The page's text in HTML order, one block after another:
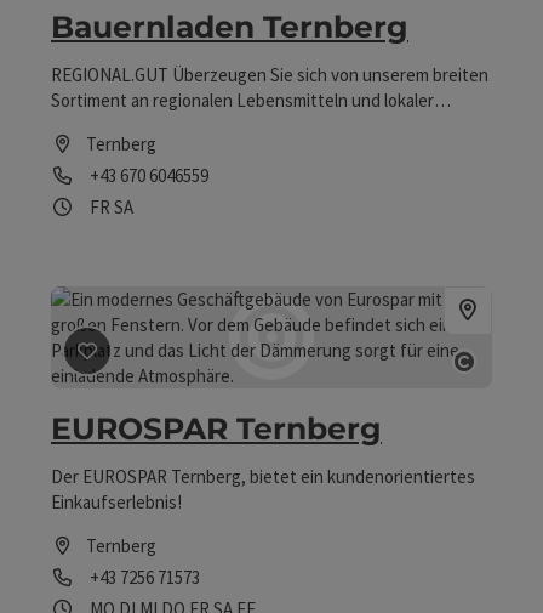
Bauernladen Ternberg
REGIONAL.GUT Überzeugen Sie sich von unserem breiten
Sortiment an regionalen Lebensmitteln und lokaler
Ternberg
Telefon
+43 670 6046559
Öffnungszeiten
FR Freitag geöffnet
SASamstag geöffnet
Beitrag merken: EUROSPAR Ternberg
EUROSPAR Ternberg
Der EUROSPAR Ternberg, bietet ein kundenorientiertes
Einkaufserlebnis!
Ternberg
Telefon
+43 7256 71573
Öffnungszeiten
Montag geöffnet
Dienstag geöffnet
Mittwoch geöffnet
Donnerstag geöffnet
Freitag geöffnet
Samstag geöffnet
Feiertag geöffnet